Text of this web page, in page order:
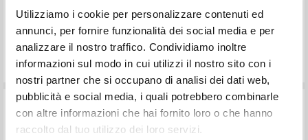
Utilizziamo i cookie per personalizzare contenuti ed
annunci, per fornire funzionalità dei social media e per
analizzare il nostro traffico. Condividiamo inoltre
informazioni sul modo in cui utilizzi il nostro sito con i
nostri partner che si occupano di analisi dei dati web,
pubblicità e social media, i quali potrebbero combinarle
con altre informazioni che hai fornito loro o che hanno
raccolto dal tuo utilizzo dei loro servizi.
Giussani Luigi Autor
Buttiglione Rocco Autor
Santoro Filippo Autor
Morandé Pedro Autor
Martini Marco Autor
Bastos de Avila Fernando Autor
Editorial Docencia
1989
Lugar de edición : Buenos Aires